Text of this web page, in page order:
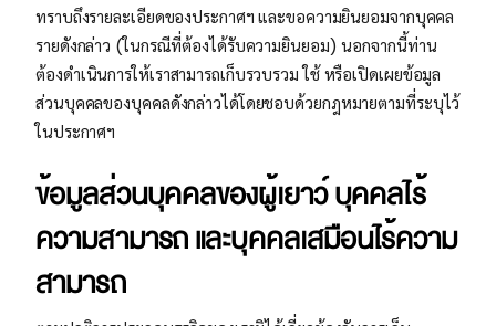
ทราบถึงรายละเอียดของประกาศฯ และขอความยินยอมจากบุคคล
รายดังกล่าว (ในกรณีที่ต้องได้รับความยินยอม) นอกจากนี้ท่าน
ต้องดำเนินการให้เราสามารถเก็บรวบรวม ใช้ หรือเปิดเผยข้อมูล
ส่วนบุคคลของบุคคลดังกล่าวได้โดยชอบด้วยกฎหมายตามที่ระบุไว้
ในประกาศฯ
ข้อมูลส่วนบุคคลของผู้เยาว์ บุคคลไร้
ความสามารถ และบุคคลเสมือนไร้ความ
สามารถ